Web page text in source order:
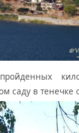
саду в тенечке